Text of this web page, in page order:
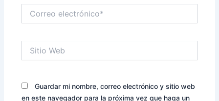
electrónico*
Web
Guardar mi nombre, correo electrónico y sitio web
en este navegador para la próxima vez que haga un